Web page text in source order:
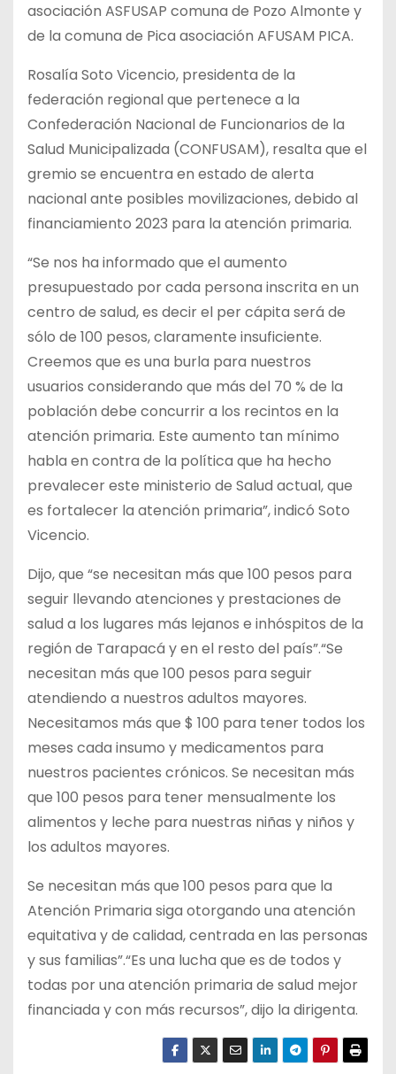
asociación ASFUSAP comuna de Pozo Almonte y
de la comuna de Pica asociación AFUSAM PICA.
Rosalía Soto Vicencio, presidenta de la
federación regional que pertenece a la
Confederación Nacional de Funcionarios de la
Salud Municipalizada (CONFUSAM), resalta que el
gremio se encuentra en estado de alerta
nacional ante posibles movilizaciones, debido al
financiamiento 2023 para la atención primaria.
“Se nos ha informado que el aumento
presupuestado por cada persona inscrita en un
centro de salud, es decir el per cápita será de
sólo de 100 pesos, claramente insuficiente.
Creemos que es una burla para nuestros
usuarios considerando que más del 70 % de la
población debe concurrir a los recintos en la
atención primaria. Este aumento tan mínimo
habla en contra de la política que ha hecho
prevalecer este ministerio de Salud actual, que
es fortalecer la atención primaria”, indicó Soto
Vicencio.
Dijo, que “se necesitan más que 100 pesos para
seguir llevando atenciones y prestaciones de
salud a los lugares más lejanos e inhóspitos de la
región de Tarapacá y en el resto del país”.“Se
necesitan más que 100 pesos para seguir
atendiendo a nuestros adultos mayores.
Necesitamos más que $ 100 para tener todos los
meses cada insumo y medicamentos para
nuestros pacientes crónicos. Se necesitan más
que 100 pesos para tener mensualmente los
alimentos y leche para nuestras niñas y niños y
los adultos mayores.
Se necesitan más que 100 pesos para que la
Atención Primaria siga otorgando una atención
equitativa y de calidad, centrada en las personas
y sus familias”.“Es una lucha que es de todos y
todas por una atención primaria de salud mejor
financiada y con más recursos”, dijo la dirigenta.